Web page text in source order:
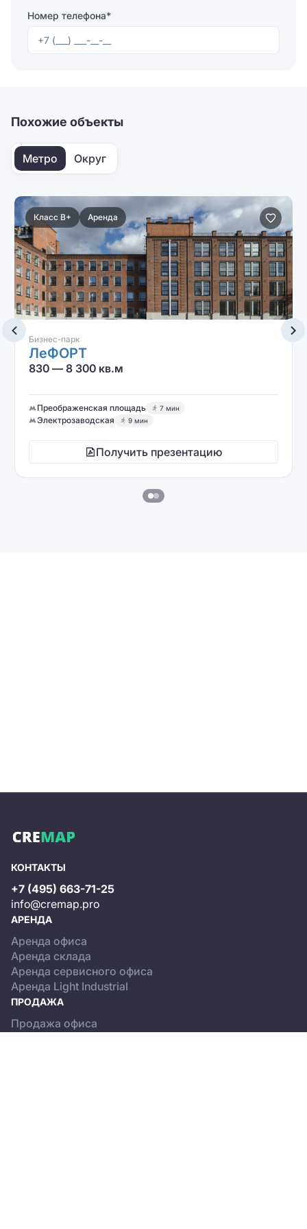
Номер телефона*
Похожие объекты
Метро Округ
Класс B+ Аренда
Бизнес-парк
ЛеФОРТ
830 — 8 300 кв.м
Преображенская площадь 7 мин
Электрозаводская 9 мин
Получить презентацию
КОНТАКТЫ
+7 (495) 663-71-25
info@cremap.pro
АРЕНДА
Аренда офиса
Аренда склада
Аренда сервисного офиса
Аренда Light Industrial
ПРОДАЖА
Продажа офиса